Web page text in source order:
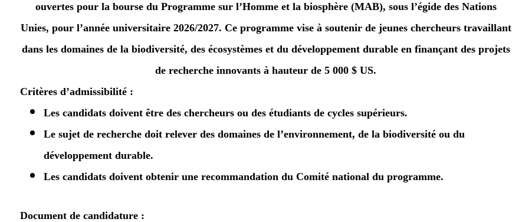
ouvertes pour la bourse du Programme sur l’Homme et la biosphère (MAB), sous l’égide des Nations
Unies, pour l’année universitaire 2026/2027. Ce programme vise à soutenir de jeunes chercheurs travaillant
dans les domaines de la biodiversité, des écosystèmes et du développement durable en finançant des projets
de recherche innovants à hauteur de 5 000 $ US.
Critères d’admissibilité :
Les candidats doivent être des chercheurs ou des étudiants de cycles supérieurs.
Le sujet de recherche doit relever des domaines de l’environnement, de la biodiversité ou du
développement durable.
Les candidats doivent obtenir une recommandation du Comité national du programme.
Document de candidature :